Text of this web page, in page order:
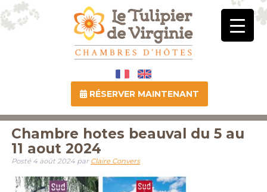
RÉSERVER MAINTENANT
Chambre hotes beauval du 5 au
11 aout 2024
Posté 4 août 2024 par Claire Convers